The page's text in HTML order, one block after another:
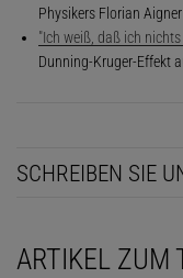
Physikers Florian
"Ich weiß, daß ich
Dunning-Kruger-Effekt
SCHREIBEN SIE
ARTIKEL ZUM